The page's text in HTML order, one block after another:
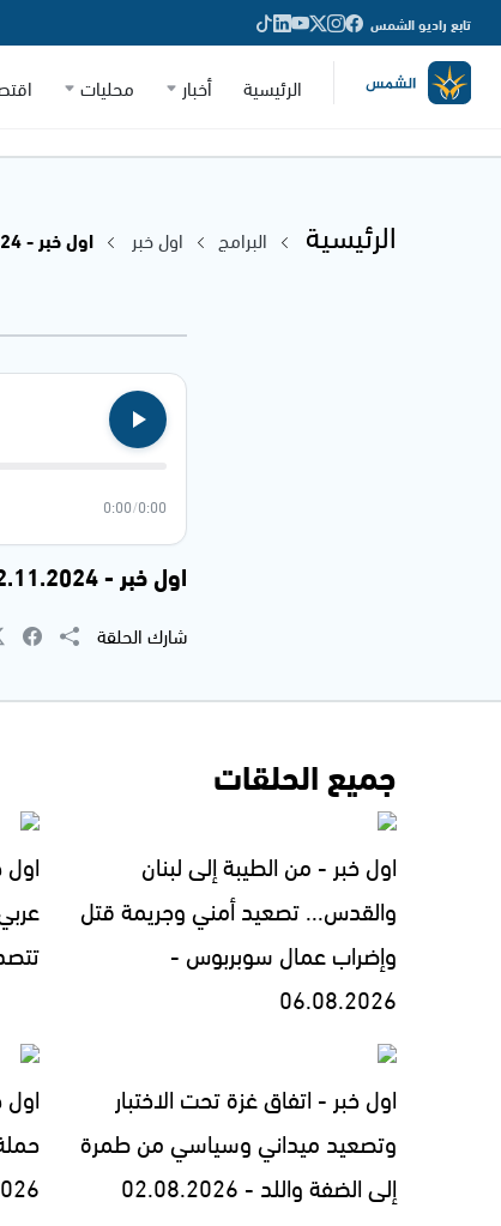
تابع راديو الشمس
الرئيسية أخبار محليات
الرئيسية البرامج اول خبر
اول خبر - 12.11.2024
0:00
/
0:00
اول خبر - 12.11.2024
شارك الحلقة
جميع الحلقات
اول خبر - من الطيبة إلى لبنان
والقدس... تصعيد أمني وجريمة قتل
وإضراب عمال سوبربوس -
06.08.2026
اول خبر - اتفاق غزة تحت الاختبار
وتصعيد ميداني وسياسي من طمرة
إلى الضفة واللد - 02.08.2026